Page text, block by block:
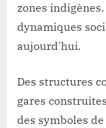
zones
dynamiques
aujourd'hui.
Des structures
gares
des symboles